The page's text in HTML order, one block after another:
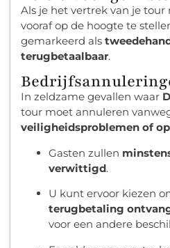
Als je het vertrek van je tour
vooraf op de hoogte te
gemarkeerd als
terugbetaalbaar.
In zeldzame gevallen waar
tour moet annuleren
veiligheidsproblemen of
Gasten zullen
verwittigd.
U kunt ervoor kiezen
terugbetaling
voor een andere